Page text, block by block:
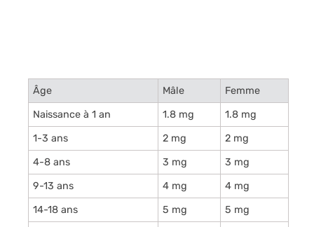
Âge Mâle
Femme
Naissance à 1 an
1.8 mg
1.8 mg
1-3 ans
2 mg
2 mg
4-8 ans
3 mg
3 mg
9-13 ans
4 mg
4 mg
14-18 ans
5 mg
5 mg